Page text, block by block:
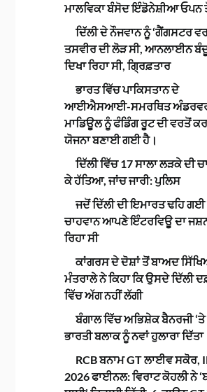
ਮਾਲਵਿਕਾ ਬੰਸੋਦ ਇੰਡੋਨੇਸ਼ੀਆ ਓਪਨ
ਦਿੱਲੀ ਦੇ ਨੌਜਵਾਨ ਨੂੰ ‘ਗੈਂਗਸਟਰ
ਤਸਵੀਰ ਦੀ ਲੋੜ ਸੀ, ਆਨਲਾਈਨ
ਦਿਖਾ ਰਿਹਾ ਸੀ, ਗ੍ਰਿਫ਼ਤਾਰ
ਭਾਰਤ ਵਿੱਚ ਪਾਕਿਸਤਾਨ ਦੇ
ਆਈਐਸਆਈ-ਸਮਰਥਿਤ
ਮਾਡਿਊਲ ਨੂੰ ਫੰਡਿੰਗ ਰੂਟ ਦੀ ਵਰਤੋਂ
ਯੋਜਨਾ ਬਣਾਈ ਗਈ ਹੈ।
ਦਿੱਲੀ ਵਿੱਚ 17 ਸਾਲਾ ਲੜਕੇ ਦੀ
ਕੇ ਹੱਤਿਆ, ਜਾਂਚ ਜਾਰੀ: ਪੁਲਿਸ
ਜਦੋਂ ਦਿੱਲੀ ਦੀ ਇਮਾਰਤ ਢਹਿ ਗਈ
ਚਾਹਵਾਨ ਆਪਣੇ ਇੰਟਰਵਿਊ ਦਾ
ਰਿਹਾ ਸੀ
ਕਾਂਗਰਸ ਦੇ ਦੋਸ਼ਾਂ ਤੋਂ ਬਾਅਦ
ਮੰਤਰਾਲੇ ਨੇ ਕਿਹਾ ਕਿ ਉਸਦੇ ਦਿੱਲੀ
ਵਿੱਚ ਅੱਗ ਨਹੀਂ ਲੱਗੀ
ਬੰਗਾਲ ਵਿੱਚ ਅਭਿਸ਼ੇਕ ਬੈਨਰਜੀ
ਭਾਰਤੀ ਬਲਾਕ ਨੂੰ ਨਵਾਂ ਹੁਲਾਰਾ ਦਿੱਤਾ
RCB ਬਨਾਮ GT ਲਾਈਵ ਸਕੋਰ,
2026 ਫਾਈਨਲ: ਵਿਰਾਟ ਕੋਹਲੀ ਨੇ